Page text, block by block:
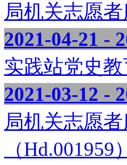
局机关志愿
2021-04-21 -
实践站党史
2021-03-12 -
局机关志愿
（Hd.001959）